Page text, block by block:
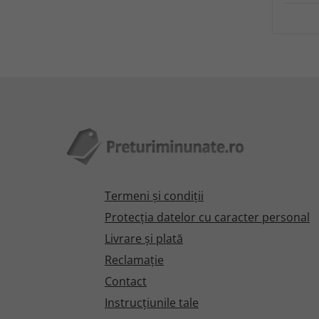
Termeni şi condiţii
Protecţia datelor cu caracter personal
Livrare și plată
Reclamaţie
Contact
Instrucțiunile tale